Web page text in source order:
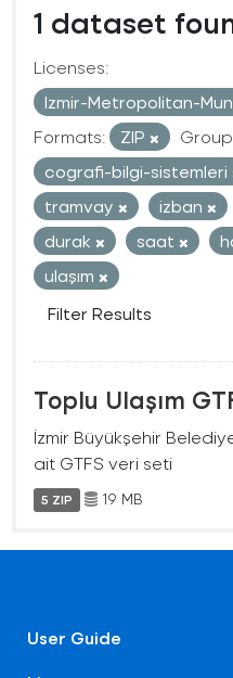
1 dataset
Licenses:
Izmir-Metropolitan-
Formats:
ZIP
cografi-bilgi-sistemleri
tramvay
izban
durak
saat
ulaşım
Filter Results
Toplu Ulaşım
İzmir Büyükşehir
ait GTFS veri seti
5 ZIP 19 MB
User Guide